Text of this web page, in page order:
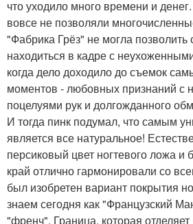
что уходило много времени и
вовсе не позволяли
"Фабрика Грёз" не могла
находиться в кадре с
когда дело доходило до съемок
моментов - любовных признаний с
поцелуями рук и долгожданного
И тогда пинк подумал, что самым
является все натуральное!
персиковый цвет ногтевого ложа
край отлично гармонировали со
был изобретен вариант покрытия
знаем сегодня как "Французский
"френч". Граница, которая